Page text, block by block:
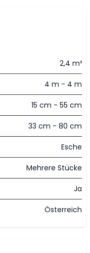
2,4 m³
4 m - 4 m
15 cm - 55 cm
33 cm - 80 cm
Esche
Mehrere Stücke
Ja
Österreich